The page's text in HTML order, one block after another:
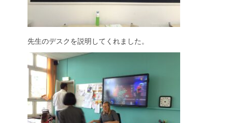
先生のデスクを説明してくれました。